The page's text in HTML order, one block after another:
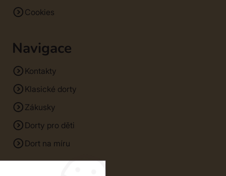
Cookies
Navigace
Kontakty
Klasické dorty
Zákusky
Dorty pro děti
Dort na míru